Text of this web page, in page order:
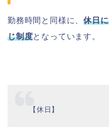
勤務時間と同様に、休日
じ制度となっています。
【休日】